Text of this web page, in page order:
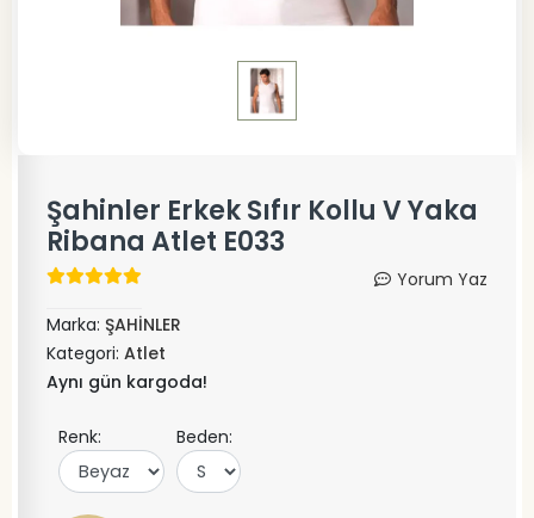
Şahinler Erkek Sıfır Kollu V Yaka
Ribana Atlet E033
Yorum Yaz
Marka: ŞAHİNLER
Kategori: Atlet
Aynı gün kargoda!
Renk: Beden: